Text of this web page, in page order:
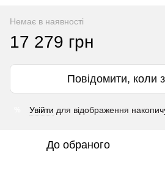
Немає в наявності
17 279 грн
Повідомити, коли
Увійти для відображення
До обраного